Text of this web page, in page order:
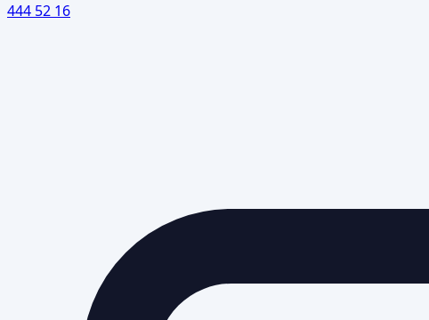
444 52 16